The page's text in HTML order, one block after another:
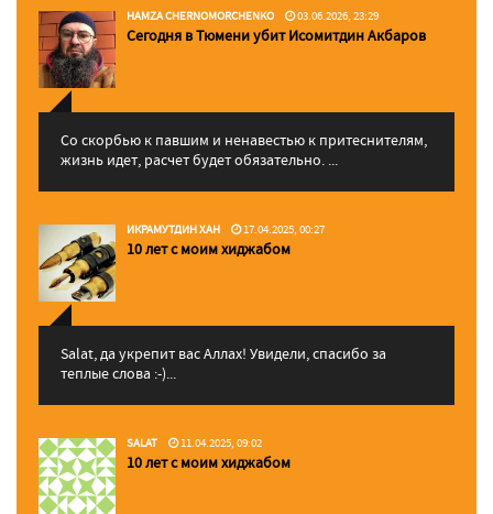
HAMZA CHERNOMORCHENKO 03.06.2026, 23:29
Сегодня в Тюмени убит Исомитдин Акбаров
Со скорбью к павшим и ненавестью к притеснителям,
жизнь идет, расчет будет обязательно. ...
ИКРАМУТДИН ХАН 17.04.2025, 00:27
10 лет с моим хиджабом
Salat, да укрепит вас Аллаx! Увидели, спасибо за
теплые слова :-)...
SALAT 11.04.2025, 09:02
10 лет с моим хиджабом